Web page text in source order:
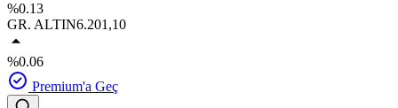
%0.13
GR. ALTIN6.201,10
%0.06
Premium'a Geç